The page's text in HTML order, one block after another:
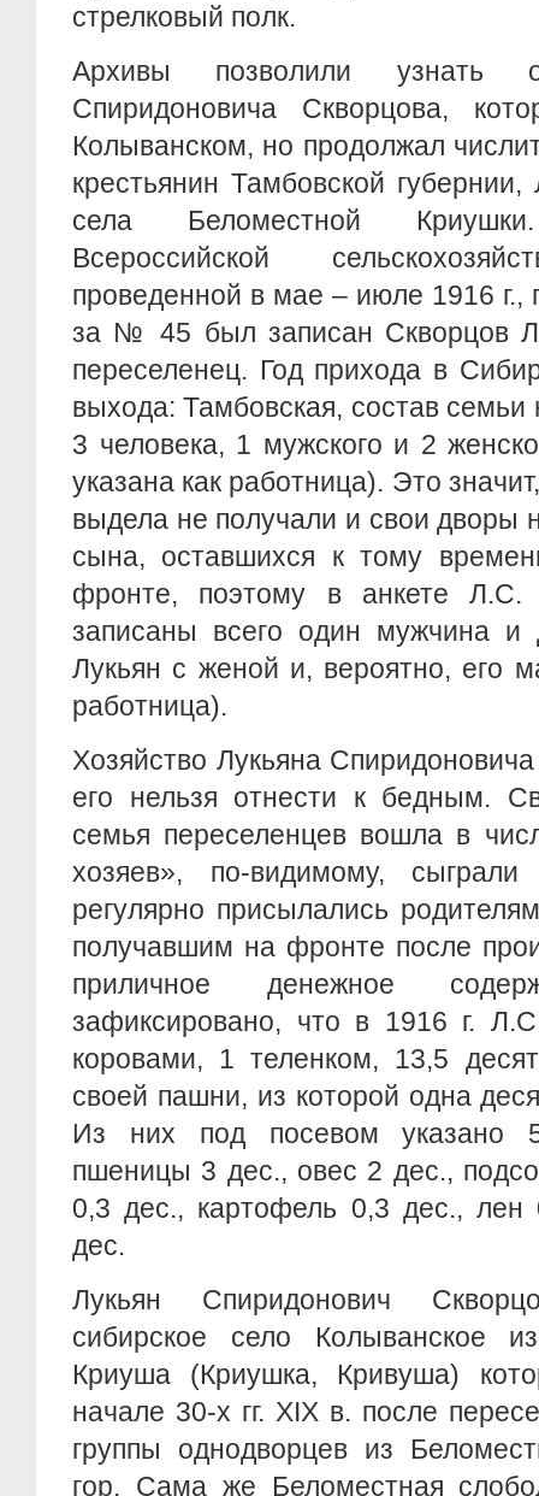
стрелковый полк.
Архивы позволили узнать
Спиридоновича Скворцова,
Колыванском, но продолжал
крестьянин Тамбовской губернии,
села Беломестной
Всероссийской
проведенной в мае – июле 1916 г.,
за № 45 был записан Скворцов
переселенец. Год прихода в
выхода: Тамбовская, состав
3 человека, 1 мужского и 2
указана как работница). Это
выдела не получали и свои дворы
сына, оставшихся к тому
фронте, поэтому в анкете Л.С.
записаны всего один мужчина
Лукьян с женой и, вероятно, его
работница).
Хозяйство Лукьяна
его нельзя отнести к бедным.
семья переселенцев вошла в
хозяев», по-видимому,
регулярно присылались
получавшим на фронте после
приличное денежное
зафиксировано, что в 1916 г.
коровами, 1 теленком, 13,5
своей пашни, из которой одна
Из них под посевом указано
пшеницы 3 дес., овес 2 дес.,
0,3 дес., картофель 0,3 дес., лен
дес.
Лукьян Спиридонович
сибирское село Колыванское
Криуша (Криушка, Кривуша)
начале 30-х гг. XIX в. после
группы однодворцев из
гор. Сама же Беломестная